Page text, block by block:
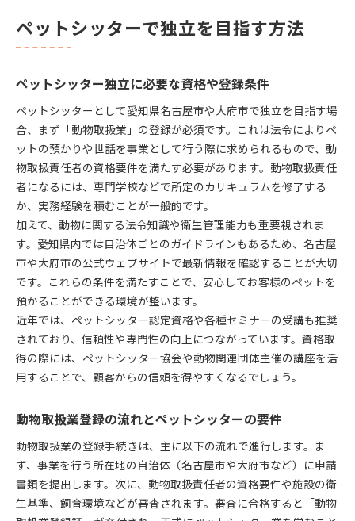
ペットシッターで独立を目指す方法
ペットシッター独立に必要な資格や登録条件
ペットシッターとして愛知県名古屋市や大府市で独立を目指す場
合、まず「動物取扱業」の登録が必須です。これは法令によりペ
ットの預かりや世話を事業として行う際に求められるもので、動
物取扱責任者の資格要件を満たす必要があります。動物取扱責任
者になるには、専門学校などで所定のカリキュラムを修了する
か、実務経験を積むことが一般的です。
加えて、動物に関する法令知識や衛生管理能力も重要視されま
す。愛知県内では自治体ごとのガイドラインもあるため、名古屋
市や大府市の公式ウェブサイトで最新情報を確認することが大切
です。これらの条件を満たすことで、安心してお客様のペットを
預かることができる環境が整います。
近年では、ペットシッター認定資格や各種セミナーの受講も推奨
されており、信頼性や専門性の向上につながっています。資格取
得の際には、ペットシッター協会や動物関連団体主催の講座を活
用することで、顧客からの信頼を得やすくなるでしょう。
動物取扱業登録の流れとペットシッターの要件
動物取扱業の登録手続きは、主に以下の流れで進行します。ま
ず、事業を行う所在地の自治体（名古屋市や大府市など）に申請
書類を提出します。次に、動物取扱責任者の資格要件や施設の衛
生基準、飼育環境などが審査されます。審査に合格すると「動物